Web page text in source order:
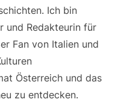
Ich bin
und Redakteurin für
Fan von Italien und
Österreich und das
zu entdecken.